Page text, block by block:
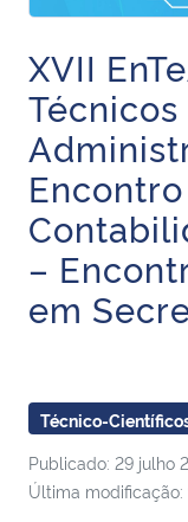
Ministério da Cidadania
Ministério da Saúde
Ministério de Minas e
Ministério da Ciência,
Ministério do Meio
Controladoria-Geral da
XVII
Técnicos
–
em
Técnico-
Publicado: 29 julho
Última